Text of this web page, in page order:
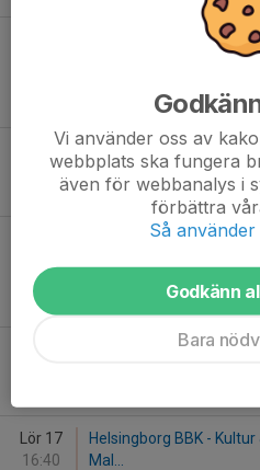
Helsingborg BBK HBBK
19:30
Vellinge Sharks BK -
Fäladshallen A
38
-19
Basket Dukes
Eoshallen B, Lund
Helsingborg BBK - KFUM
Lör 17
16:40
Helsingborg BBK -
Mal...
Vi använder oss av
webbplats ska fungera
även för webbanalys i
förbättra
Så
Godkänn
Bara